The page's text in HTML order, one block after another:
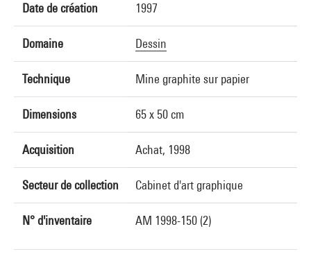
Date de création 1997
Domaine Dessin
Technique Mine graphite sur papier
Dimensions 65 x 50 cm
Acquisition Achat, 1998
Secteur de collection Cabinet d'art graphique
N° d'inventaire AM 1998-150 (2)